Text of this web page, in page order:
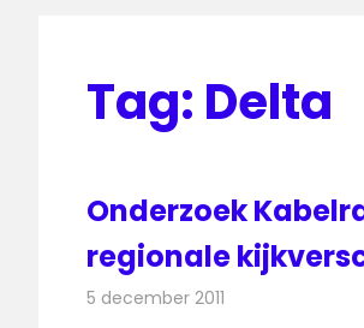
Tag: Delta
Onderzoek
regionale
5 december 2011